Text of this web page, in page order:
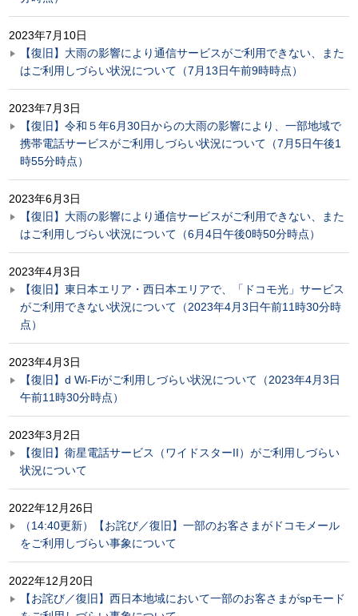
2023年7月10日
【復旧】大雨の影響により通信サービスがご利用できない、また
はご利用しづらい状況について（7月13日午前9時時点）
2023年7月3日
【復旧】令和５年6月30日からの大雨の影響により、一部地域で
携帯電話サービスがご利用しづらい状況について（7月5日午後1
時55分時点）
2023年6月3日
【復旧】大雨の影響により通信サービスがご利用できない、また
はご利用しづらい状況について（6月4日午後0時50分時点）
2023年4月3日
【復旧】東日本エリア・西日本エリアで、「ドコモ光」サービス
がご利用できない状況について（2023年4月3日午前11時30分時
点）
2023年4月3日
【復旧】d Wi-Fiがご利用しづらい状況について（2023年4月3日
午前11時30分時点）
2023年3月2日
【復旧】衛星電話サービス（ワイドスターII）がご利用しづらい
状況について
2022年12月26日
（14:40更新）【お詫び／復旧】一部のお客さまがドコモメール
をご利用しづらい事象について
2022年12月20日
【お詫び／復旧】西日本地域において一部のお客さまがspモード